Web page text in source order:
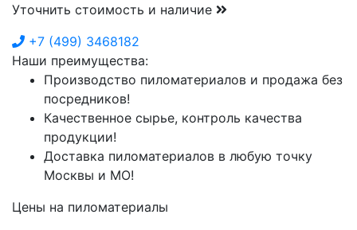
Уточнить стоимость и наличие
+7 (499) 3468182
Наши преимущества:
Производство пиломатериалов и продажа без
посредников!
Качественное сырье, контроль качества
продукции!
Доставка пиломатериалов в любую точку
Москвы и МО!
Цены на пиломатериалы